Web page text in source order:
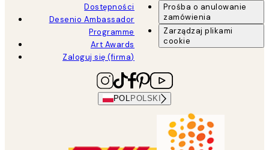
Dostępności
Desenio Ambassador
Programme
Art Awards
Zaloguj się (firma)
Prośba o anulowanie
zamówienia
Zarządzaj plikami
cookie
POL POLSKI